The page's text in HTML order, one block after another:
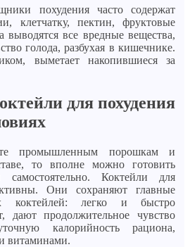
похудения часто содержат
клетчатку, пектин, фруктовые
выводятся все вредные вещества,
голода, разбухая в кишечнике.
выметает накопившиеся за
для похудения
промышленным порошкам и
то вполне можно готовить
самостоятельно. Коктейли для
Они сохраняют главные
коктейлей: легко и быстро
дают продолжительное чувство
калорийность рациона,
витаминами.